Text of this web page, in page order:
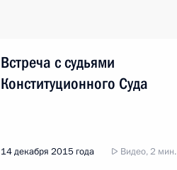
Встреча с судьями
Конституционного Суда
14 декабря 2015 года Видео, 2 мин.